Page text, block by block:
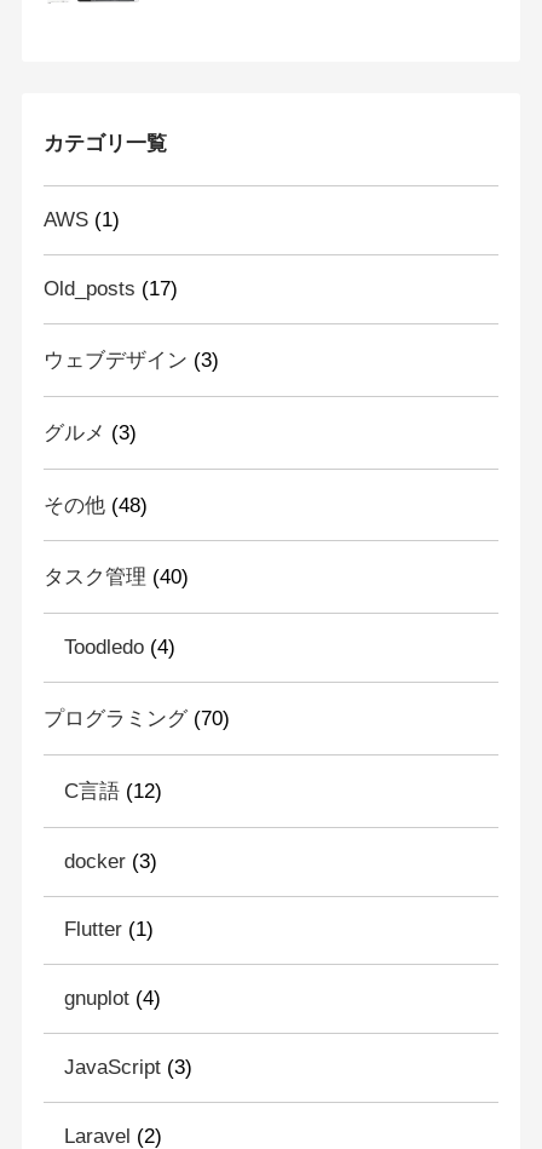
カテゴリ一覧
AWS(1)
Old_posts (17)
ウェブデザイン (3)
グルメ (3)
その他(48)
タスク管理 (40)
Toodledo(4)
プログラミング(70)
C言語(12)
docker(3)
Flutter(1)
gnuplot(4)
JavaScript(3)
Laravel (2)